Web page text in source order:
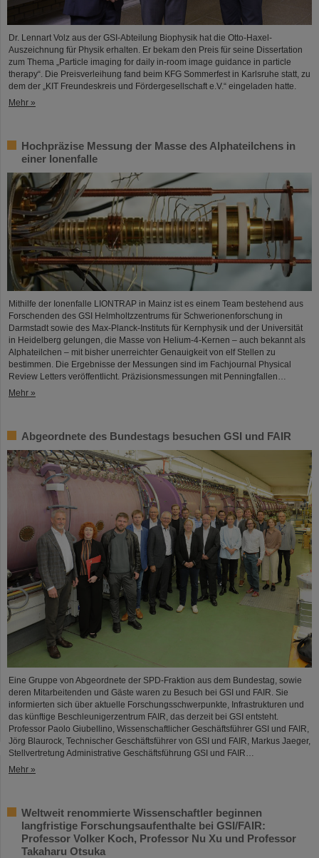
Dr. Lennart Volz aus der GSI-Abteilung Biophysik hat die Otto-Haxel-
Auszeichnung für Physik erhalten. Er bekam den Preis für seine Dissertation
zum Thema „Particle imaging for daily in-room image guidance in particle
therapy“. Die Preisverleihung fand beim KFG Sommerfest in Karlsruhe statt, zu
dem der „KIT Freundeskreis und Fördergesellschaft e.V.“ eingeladen hatte.
Mehr »
Hochpräzise Messung der Masse des Alphateilchens in
einer Ionenfalle
Mithilfe der Ionenfalle LIONTRAP in Mainz ist es einem Team bestehend aus
Forschenden des GSI Helmholtzzentrums für Schwerionenforschung in
Darmstadt sowie des Max-Planck-Instituts für Kernphysik und der Universität
in Heidelberg gelungen, die Masse von Helium-4-Kernen – auch bekannt als
Alphateilchen – mit bisher unerreichter Genauigkeit von elf Stellen zu
bestimmen. Die Ergebnisse der Messungen sind im Fachjournal Physical
Review Letters veröffentlicht. Präzisionsmessungen mit Penningfallen…
Mehr »
Abgeordnete des Bundestags besuchen GSI und FAIR
Eine Gruppe von Abgeordnete der SPD-Fraktion aus dem Bundestag, sowie
deren Mitarbeitenden und Gäste waren zu Besuch bei GSI und FAIR. Sie
informierten sich über aktuelle Forschungsschwerpunkte, Infrastrukturen und
das künftige Beschleunigerzentrum FAIR, das derzeit bei GSI entsteht.
Professor Paolo Giubellino, Wissenschaftlicher Geschäftsführer GSI und FAIR,
Jörg Blaurock, Technischer Geschäftsführer von GSI und FAIR, Markus Jaeger,
Stellvertretung Administrative Geschäftsführung GSI und FAIR…
Mehr »
Weltweit renommierte Wissenschaftler beginnen
langfristige Forschungsaufenthalte bei GSI/FAIR:
Professor Volker Koch, Professor Nu Xu und Professor
Takaharu Otsuka